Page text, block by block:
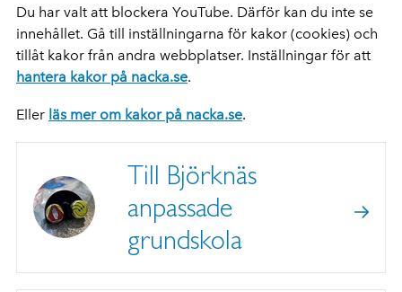
Du har valt att blockera YouTube. Därför kan du inte se
innehållet. Gå till inställningarna för kakor (cookies) och
tillåt kakor från andra webbplatser. Inställningar för att
hantera kakor på nacka.se.
Eller läs mer om kakor på nacka.se.
Till Björknäs
anpassade
grundskola